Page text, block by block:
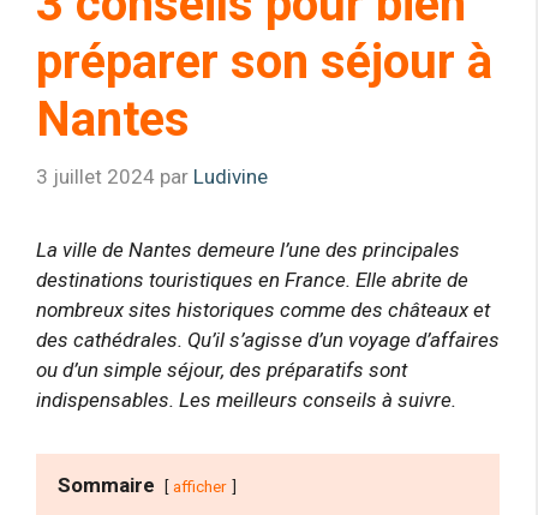
préparer son séjour à
Nantes
3 juillet 2024 par Ludivine
La ville de Nantes demeure l’une des principales
destinations touristiques en France. Elle abrite de
nombreux sites historiques comme des châteaux et
des cathédrales. Qu’il s’agisse d’un voyage d’affaires
ou d’un simple séjour, des préparatifs sont
indispensables. Les meilleurs conseils à suivre.
Sommaire afficher